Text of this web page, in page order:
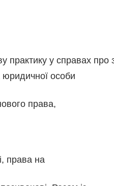
у справах про
юридичної особи
права,
права на